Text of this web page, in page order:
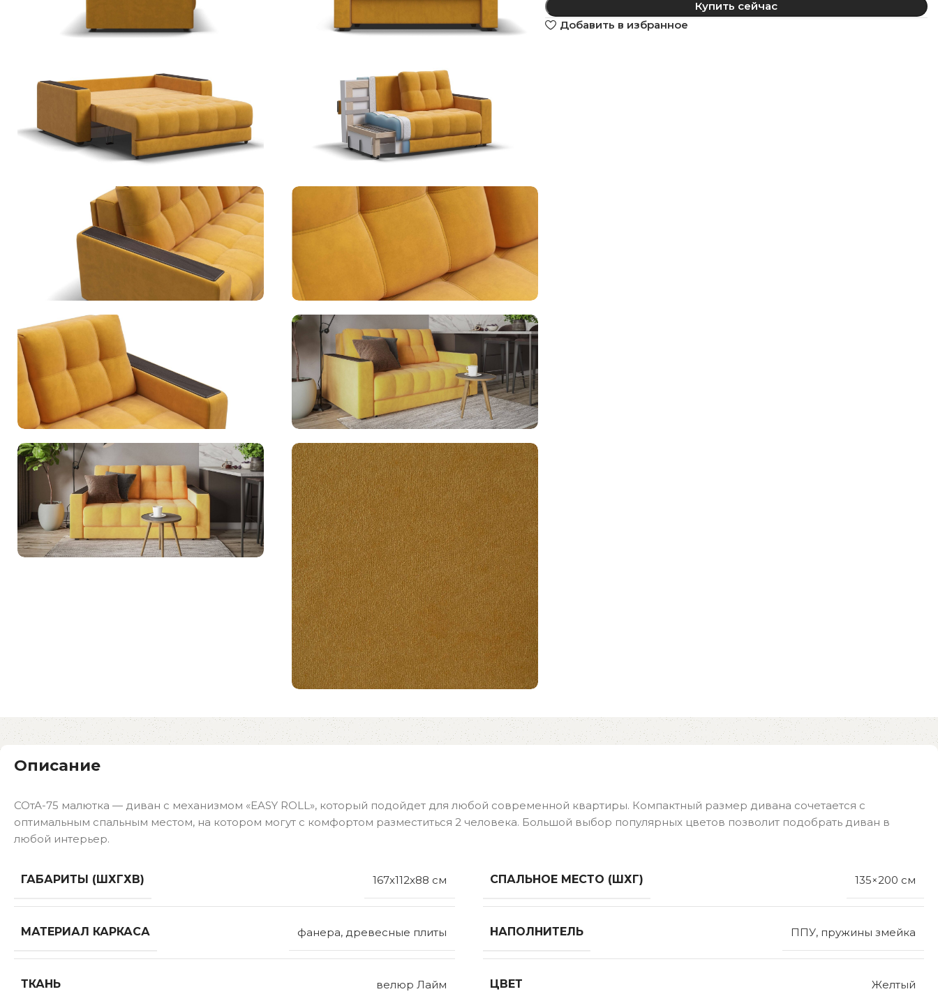
Купить сейчас
Добавить в избранное
Описание
СОтА-75 малютка — диван с механизмом «EASY ROLL», который подойдет для любой современной квартиры. Компактный размер дивана сочетается с
оптимальным спальным местом, на котором могут с комфортом разместиться 2 человека. Большой выбор популярных цветов позволит подобрать диван в
любой интерьер.
ГАБАРИТЫ (ШХГХВ) 167x112x88 см СПАЛЬНОЕ МЕСТО (ШХГ) 135×200 см
МАТЕРИАЛ КАРКАСА фанера, древесные плиты НАПОЛНИТЕЛЬ ППУ, пружины змейка
ТКАНЬ велюр Лайм ЦВЕТ Желтый